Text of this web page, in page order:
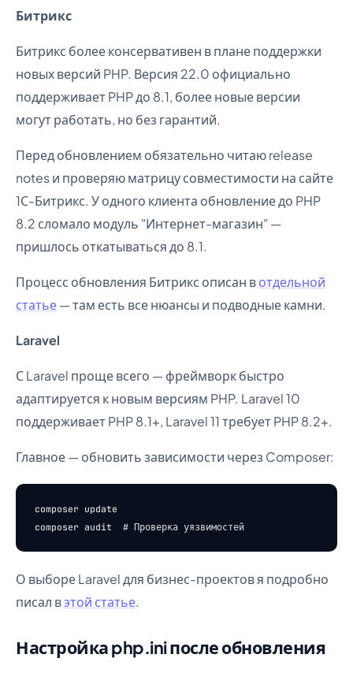
Битрикс
Битрикс более консервативен в плане поддержки
новых версий PHP. Версия 22.0 официально
поддерживает PHP до 8.1, более новые версии
могут работать, но без гарантий.
Перед обновлением обязательно читаю release
notes и проверяю матрицу совместимости на сайте
1С-Битрикс. У одного клиента обновление до PHP
8.2 сломало модуль "Интернет-магазин" —
пришлось откатываться до 8.1.
Процесс обновления Битрикс описан вотдельной
статье— там есть все нюансы и подводные камни.
Laravel
С Laravel проще всего — фреймворк быстро
адаптируется к новым версиям PHP. Laravel 10
поддерживает PHP 8.1+, Laravel 11 требует PHP 8.2+.
Главное — обновить зависимости через Composer:
composer update
О выборе Laravel для бизнес-проектов я подробно
писал вэтой статье.
Настройка php.ini после обновления